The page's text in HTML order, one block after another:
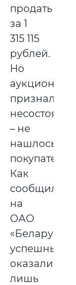
продать
за 1
315 115
рублей.
Но
аукцион
признали
– не
нашлось
покупателей.
Как
сообщили
на
ОАО
успешными
оказались
лишь